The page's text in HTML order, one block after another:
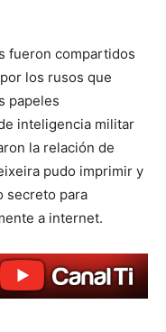
fueron compartidos
los rusos que
papeles
inteligencia militar
la relación de
pudo imprimir y
secreto para
a internet.